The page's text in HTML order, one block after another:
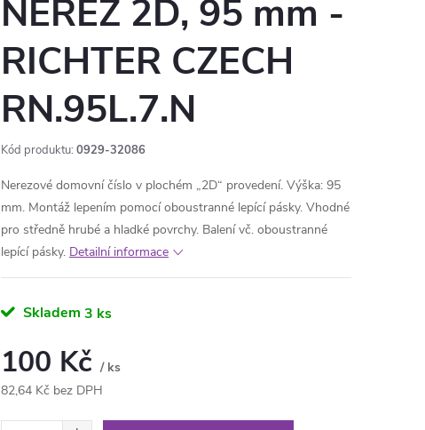
NEREZ 2D, 95 mm -
RICHTER CZECH
RN.95L.7.N
Kód produktu: 0929-32086
Nerezové domovní číslo v plochém „2D“ provedení. Výška: 95
mm. Montáž lepením pomocí oboustranné lepící pásky. Vhodné
pro středně hrubé a hladké povrchy. Balení vč. oboustranné
lepící pásky. Detailní informace
Skladem 3 ks
100 Kč / ks
82,64 Kč bez DPH